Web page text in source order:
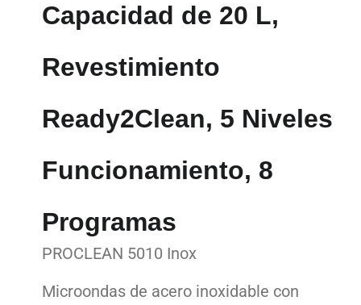
Capacidad de 20 L,
Revestimiento
Ready2Clean, 5 Niveles
Funcionamiento, 8
Programas
PROCLEAN 5010 Inox
Microondas de acero inoxidable con